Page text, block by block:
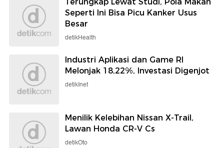
Seperti Ini Bisa Picu Kanker Usus
Besar
detikHealth
Industri Aplikasi dan Game RI
Melonjak 18,22%, Investasi Digenjot
detikInet
Menilik Kelebihan Nissan X-Trail,
Lawan Honda CR-V Cs
detikOto